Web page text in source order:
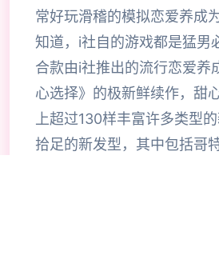
常好玩滑稽的模拟恋爱养成
知道，i社自的游戏都是猛男
合款由i社推出的流行恋爱养
心选择》的极新鲜续作，甜
上超过130样丰富许多类型
拾足的新发型，其中包括哥